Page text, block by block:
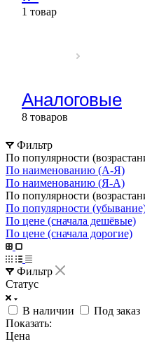
1 товар
Аналоговые
8 товаров
Фильтр
По популярности
По наименованию (А-Я)
По наименованию (Я-А)
По популярности
По популярности
По цене (сначала дешёвые)
По цене (сначала дорогие)
Фильтр
Статус
В наличии
Под заказ
Показать:
Цена